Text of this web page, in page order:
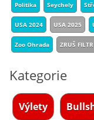
Politika Seychely
USA 2024 USA 2025
Zoo Ohrada ZRUŠ FILTR
Kategorie
Výlety